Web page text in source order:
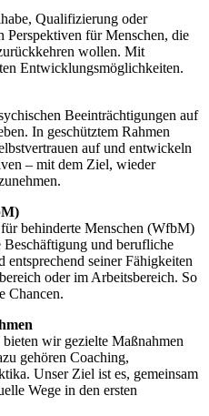
Qualifizierung oder
für Menschen, die
wollen. Mit
Entwicklungsmöglichkeiten.
Beeinträchtigungen auf
In geschütztem Rahmen
auf und entwickeln
– mit dem Ziel, wieder
behinderte Menschen (WfbM)
und berufliche
seiner Fähigkeiten
oder im Arbeitsbereich. So
Chancen.
wir gezielte Maßnahmen
gehören Coaching,
Unser Ziel ist es, gemeinsam
Wege in den ersten